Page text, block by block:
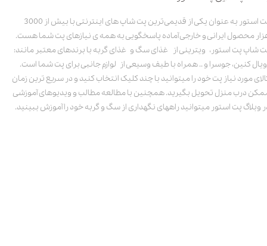
پت استور به عنوان یکی از قدیمی‌ترین پت شاپ های اینترنتی با بیش از 3000
محصول ایرانی و خارجی آماده پاسخگویی به همه ی نیازهای پت شما هست.
شاپ پت استور، ویترینی از غذای سگ و غذای گربه با برندهای معتبر مانند:
کنین، جوسرا و .. همراه با طیف وسیعی از لوازم جانبی برای پت شما است.
مورد نیاز پت خود را میتوانید با چند کلیک انتخاب کنید و در سریع ترین زمان
درب منزل تحویل بگیرید. همچنین با مطالعه مطالب و ویدیوهای آموزشی
وبلاگ پت استور میتوانید راههای نگهداری از سگ و گربه خود را آموزش ببینید.